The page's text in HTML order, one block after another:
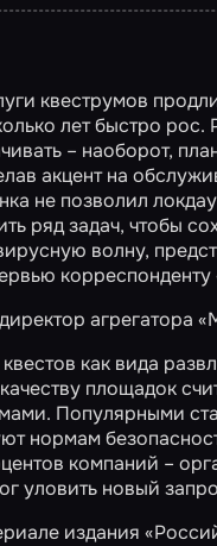
квеструмов
лет быстро
– наоборот,
акцент на
не позволил
ряд задач, чтобы
волну,
корреспонденту
агрегатора
как вида
площадок
Популярными
нормам
компаний –
уловить новый
издания